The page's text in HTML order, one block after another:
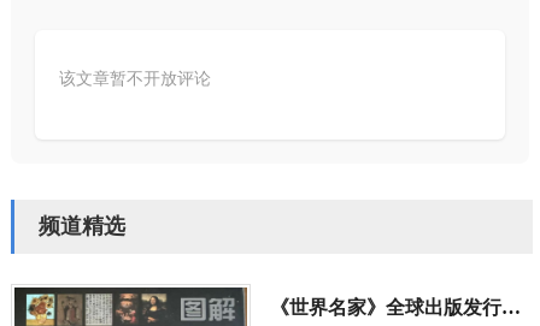
该文章暂不开放评论
频道精选
《世界名家》全球出版发行刘浩锋艺术作品被评“时代良心”